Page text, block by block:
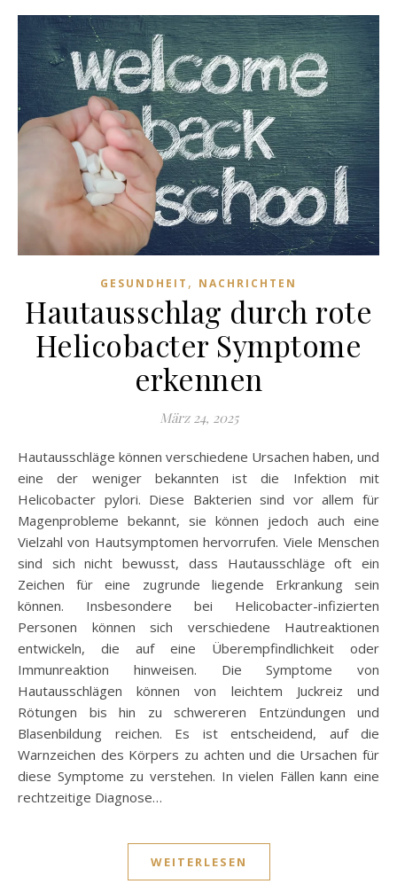
GESUNDHEIT , NACHRICHTEN
Hautausschlag durch rote
Helicobacter Symptome
erkennen
März 24, 2025
Hautausschläge können verschiedene Ursachen haben, und
eine der weniger bekannten ist die Infektion mit
Helicobacter pylori. Diese Bakterien sind vor allem für
Magenprobleme bekannt, sie können jedoch auch eine
Vielzahl von Hautsymptomen hervorrufen. Viele Menschen
sind sich nicht bewusst, dass Hautausschläge oft ein
Zeichen für eine zugrunde liegende Erkrankung sein
können. Insbesondere bei Helicobacter-infizierten
Personen können sich verschiedene Hautreaktionen
entwickeln, die auf eine Überempfindlichkeit oder
Immunreaktion hinweisen. Die Symptome von
Hautausschlägen können von leichtem Juckreiz und
Rötungen bis hin zu schwereren Entzündungen und
Blasenbildung reichen. Es ist entscheidend, auf die
Warnzeichen des Körpers zu achten und die Ursachen für
diese Symptome zu verstehen. In vielen Fällen kann eine
rechtzeitige Diagnose…
WEITERLESEN